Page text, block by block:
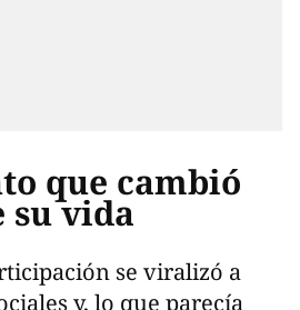
que cambió
vida
se viralizó a
y, lo que parecía